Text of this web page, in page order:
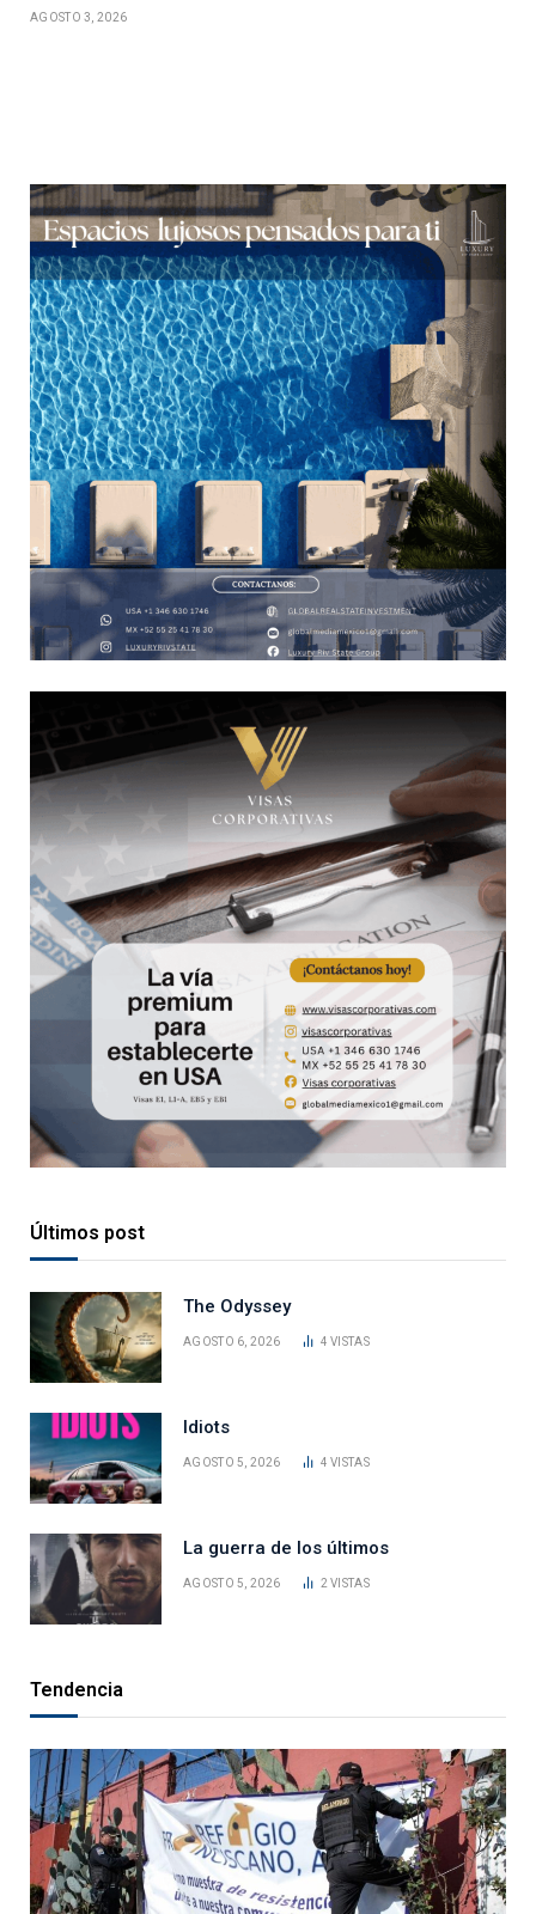
AGOSTO 3, 2026
Últimos post
The Odyssey
AGOSTO 6, 2026 4VISTAS
Idiots
AGOSTO 5, 2026 4VISTAS
La guerra de los últimos
AGOSTO 5, 2026 2VISTAS
Tendencia